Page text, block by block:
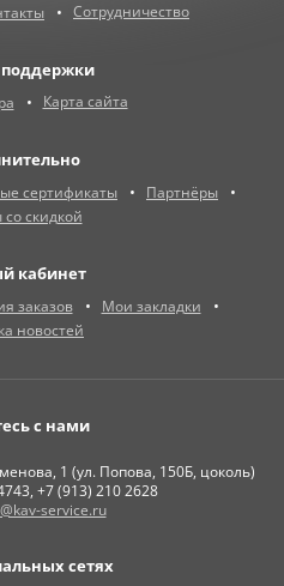
Сотрудничество
Карта сайта
сертификаты
Партнёры
скидкой
кабинет
заказов
Мои закладки
новостей
с нами
1 (ул. Попова, 150Б, цоколь)
+7 (913) 210 2628
service.ru
сетях